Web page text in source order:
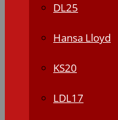
DL25
Hansa Lloyd
KS20
LDL17